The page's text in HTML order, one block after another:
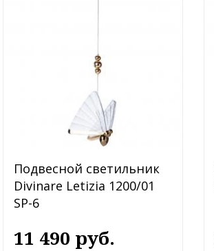
Подвесной светильник
Divinare Letizia 1200/01
SP-6
11 490 руб.